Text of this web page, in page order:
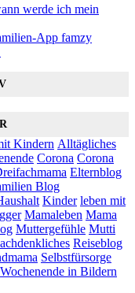
werde ich mein
App famzy
Kindern Alltägliches
Corona Corona
Elternblog
Blog
Kinder leben mit
Mamaleben Mama
Muttergefühle Mutti
Reiseblog
Selbstfürsorge
Wochenende in Bildern